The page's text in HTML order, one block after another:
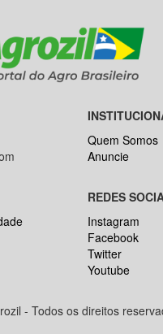
Quem Somos
Anuncie
REDES
Instagram
Facebook
Twitter
Youtube
- Todos os direitos